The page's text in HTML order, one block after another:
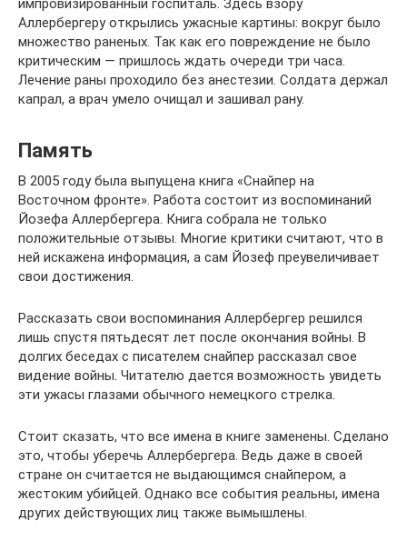
импровизированный госпиталь. Здесь взору
Аллербергеру открылись ужасные картины: вокруг было
множество раненых. Так как его повреждение не было
критическим — пришлось ждать очереди три часа.
Лечение раны проходило без анестезии. Солдата держал
капрал, а врач умело очищал и зашивал рану.
Память
В 2005 году была выпущена книга «Снайпер на
Восточном фронте». Работа состоит из воспоминаний
Йозефа Аллербергера. Книга собрала не только
положительные отзывы. Многие критики считают, что в
ней искажена информация, а сам Йозеф преувеличивает
свои достижения.
Рассказать свои воспоминания Аллербергер решился
лишь спустя пятьдесят лет после окончания войны. В
долгих беседах с писателем снайпер рассказал свое
видение войны. Читателю дается возможность увидеть
эти ужасы глазами обычного немецкого стрелка.
Стоит сказать, что все имена в книге заменены. Сделано
это, чтобы уберечь Аллербергера. Ведь даже в своей
стране он считается не выдающимся снайпером, а
жестоким убийцей. Однако все события реальны, имена
других действующих лиц также вымышлены.